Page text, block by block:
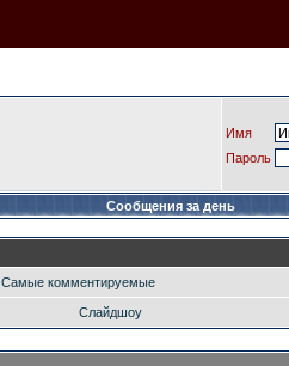
Имя
Пароль
Сообщения за день
Самые комментируемые
Слайдшоу